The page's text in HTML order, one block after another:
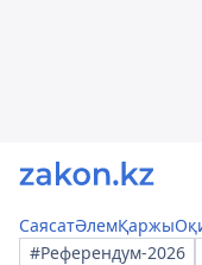
СаясатӘлемҚаржы
#Референдум-2026